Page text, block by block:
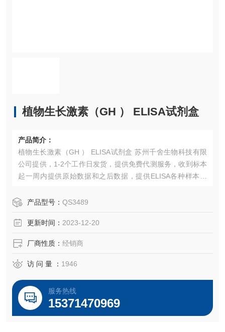
植物生长激素（GH ） ELISA试剂盒
产品简介：
植物生长激素（GH ） ELISA试剂盒 苏州千舍生物科技有限
公司提供，1-2个工作日发货，提供免费代测服务，收到标本
起一周内提供原始数据和之后数据，提供ELISA各种样本收
等
产品型号： QS3489
更新时间： 2023-12-20
厂商性质： 经销商
访 问 量 ： 1946
服务热线
15371470969